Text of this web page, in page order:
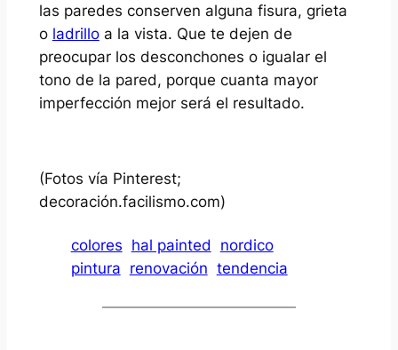
las paredes conserven alguna fisura, grieta
o ladrilloa la vista. Que te dejen de
preocupar los desconchones o igualar el
tono de la pared, porque cuanta mayor
imperfección mejor será el resultado.
(Fotos vía Pinterest;
decoración.facilismo.com)
colores hal painted
nordico
pintura renovación tendencia